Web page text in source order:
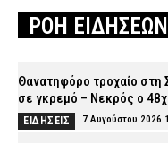
ΡΟΗ ΕΙΔΗΣΕΩΝ
Θανατηφόρο τροχαίο στη
σε γκρεμό – Νεκρός ο
ΕΙΔΗΣΕΙΣ 7 Αυγούστου 2026